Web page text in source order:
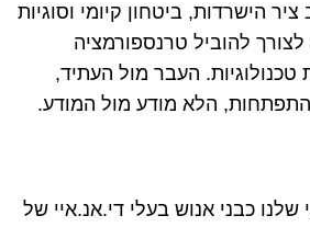
הישרדות, ביטחון קיומי וסוגיות
להוביל טרנספורמציה
העבר מול העתיד,
הלא מודע מול המודע.
כבני אנוש בעלי די.אנ.איי של